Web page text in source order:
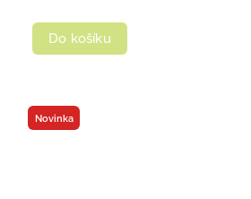
Do košíku
Novinka